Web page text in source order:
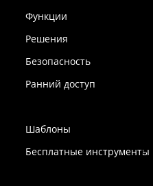
Функции
Решения
Безопасность
Ранний доступ
Шаблоны
Бесплатные инструменты